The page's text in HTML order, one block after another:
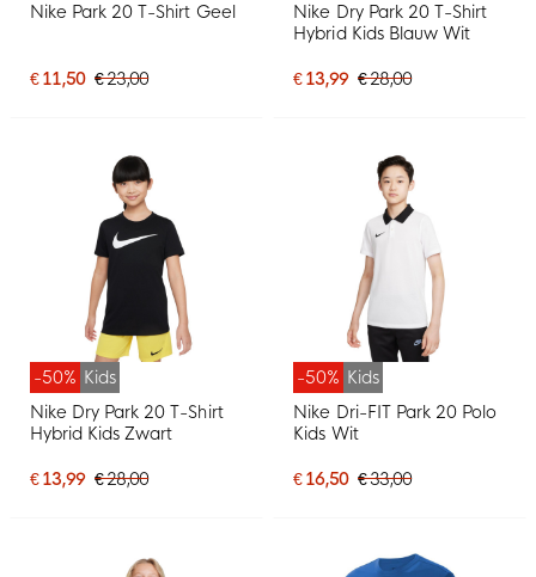
Nike Park 20 T-Shirt Geel
€ 11,50 € 23,00
Nike Dry Park 20 T-Shirt
Hybrid Kids Blauw Wit
€ 13,99 € 28,00
-50% Kids
Nike Dry Park 20 T-Shirt
Hybrid Kids Zwart
€ 13,99 € 28,00
-50% Kids
Nike Dri-FIT Park 20 Polo
Kids Wit
€ 16,50 € 33,00